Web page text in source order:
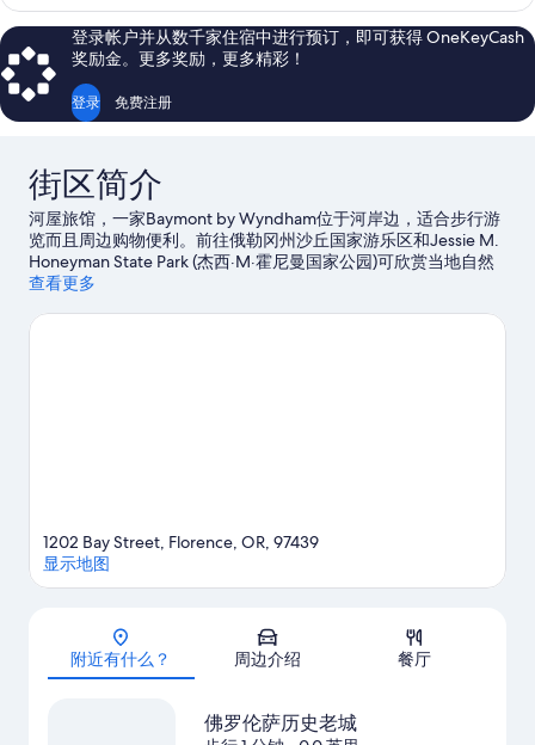
信
息
登录帐户并从数千家住宿中进行预订，即可获得 OneKeyCash
奖励金。更多奖励，更多精彩！
登录 免费注册
街区简介
河屋旅馆，一家Baymont by Wyndham位于河岸边，适合步行游
览而且周边购物便利。前往俄勒冈州沙丘国家游乐区和Jessie M.
Honeyman State Park (杰西·M·霍尼曼国家公园)可欣赏当地自然
景观，Siuslaw Pioneer Museum (西尤斯劳先锋博物馆)和美国俄
会体验该地区的一些活动，如观鲸。汽车旅馆拥有优越的地理位
查看更多
地图
1202 Bay Street, Florence, OR, 97439
显示地图
附近有什么？ 周边介绍 餐厅
佛罗伦萨历史老城